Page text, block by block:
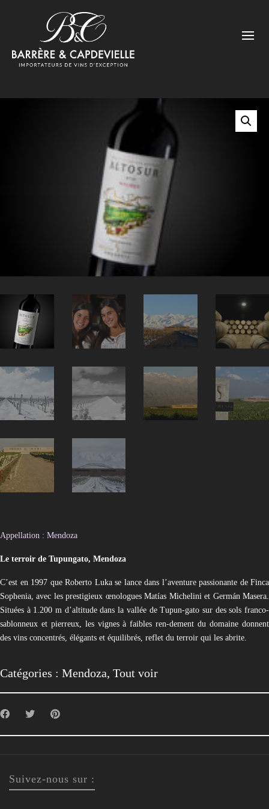
Appellation : Mendoza
Le terroir de Tupungato, Mendoza
C’est en 1997 que Roberto Luka se lance dans l’aventure passionante de Finca
Sophenia, avec les prestigieux œnologues Matías Michelini et Germán Masera.
Situées à 1.200 m d’altitude dans la vallée de Tupun-gato sur des sols franco-
sablonneux et pierreux, les vignes à faibles ren-dement du domaine donnent
des vins concentrés, élégants et équilibrés, reflet du terroir qui les abrite.
Catégories : Mendoza, Tout voir
Suivez-nous sur :